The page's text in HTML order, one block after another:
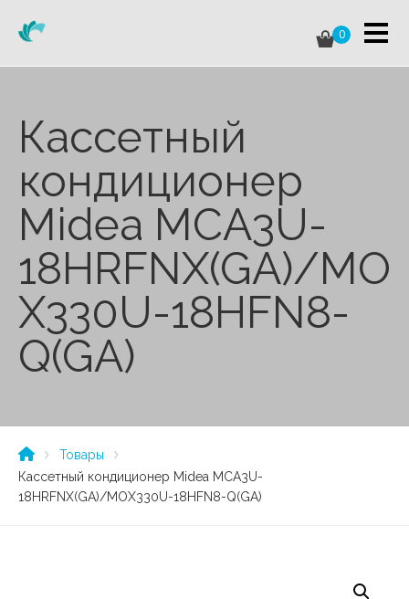
0
Кассетный
кондиционер
Midea MCA3U-
18HRFNX(GA)/MO
X330U-18HFN8-
Q(GA)
Товары
Кассетный кондиционер Midea MCA3U-
18HRFNX(GA)/MOX330U-18HFN8-Q(GA)